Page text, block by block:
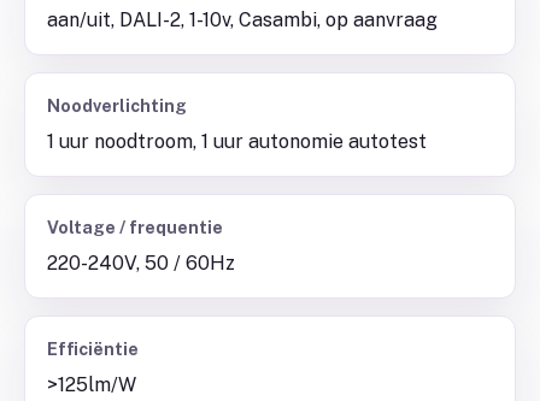
aan/uit, DALI-2, 1-10v, Casambi, op aanvraag
Noodverlichting
1 uur noodtroom, 1 uur autonomie autotest
Voltage / frequentie
220-240V, 50 / 60Hz
Efficiëntie
>125lm/W